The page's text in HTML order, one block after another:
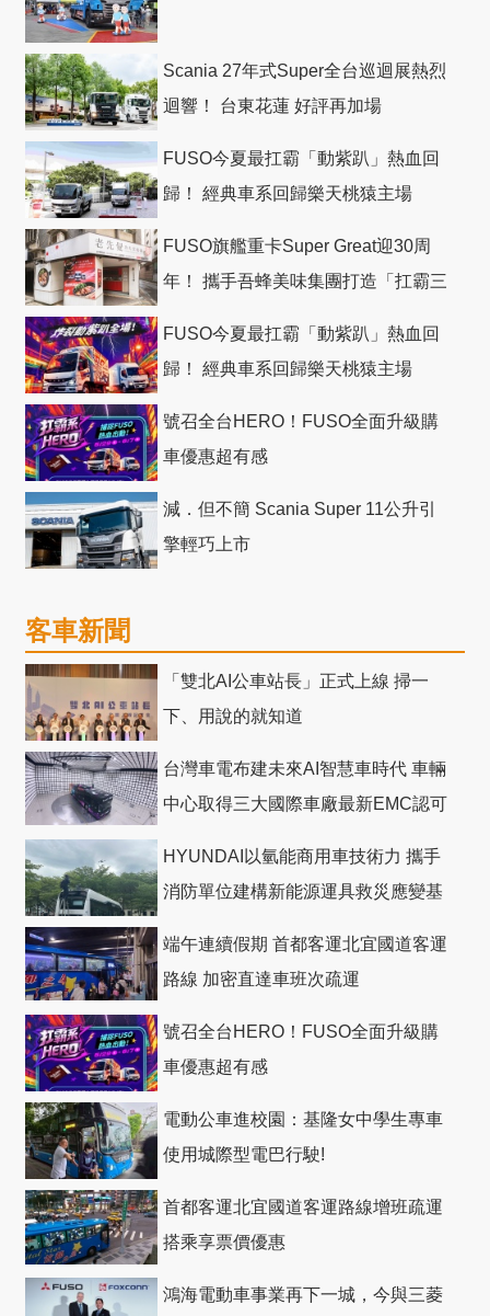
Scania 27年式Super全台巡迴展熱烈
迴響！ 台東花蓮 好評再加場
FUSO今夏最扛霸「動紫趴」熱血回
歸！ 經典車系回歸樂天桃猿主場
FUSO旗艦重卡Super Great迎30周
年！ 攜手吾蜂美味集團打造「扛霸三
FUSO今夏最扛霸「動紫趴」熱血回
歸！ 經典車系回歸樂天桃猿主場
號召全台HERO！FUSO全面升級購
車優惠超有感
減．但不簡 Scania Super 11公升引
擎輕巧上市
客車新聞
「雙北AI公車站長」正式上線 掃一
下、用說的就知道
台灣車電布建未來AI智慧車時代 車輛
中心取得三大國際車廠最新EMC認可
HYUNDAI以氫能商用車技術力 攜手
消防單位建構新能源運具救災應變基
端午連續假期 首都客運北宜國道客運
路線 加密直達車班次疏運
號召全台HERO！FUSO全面升級購
車優惠超有感
電動公車進校園：基隆女中學生專車
使用城際型電巴行駛!
首都客運北宜國道客運路線增班疏運
搭乘享票價優惠
鴻海電動車事業再下一城，今與三菱